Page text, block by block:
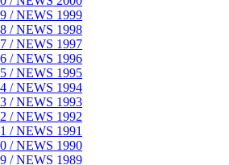
/ NEWS 1999
/ NEWS 1998
/ NEWS 1997
/ NEWS 1996
/ NEWS 1995
/ NEWS 1994
/ NEWS 1993
/ NEWS 1992
/ NEWS 1991
/ NEWS 1990
/ NEWS 1989